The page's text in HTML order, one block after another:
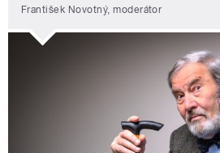
František Novotný, moderátor